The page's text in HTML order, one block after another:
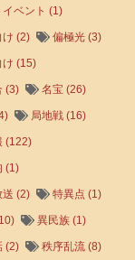
ベント (1)
け (2) 偏極光(3)
け (15)
(3) 名宝 (26)
局地戦(16)
(122)
(1)
送 (2) 特異点 (1)
異民族(1)
(2) 秩序乱流(8)